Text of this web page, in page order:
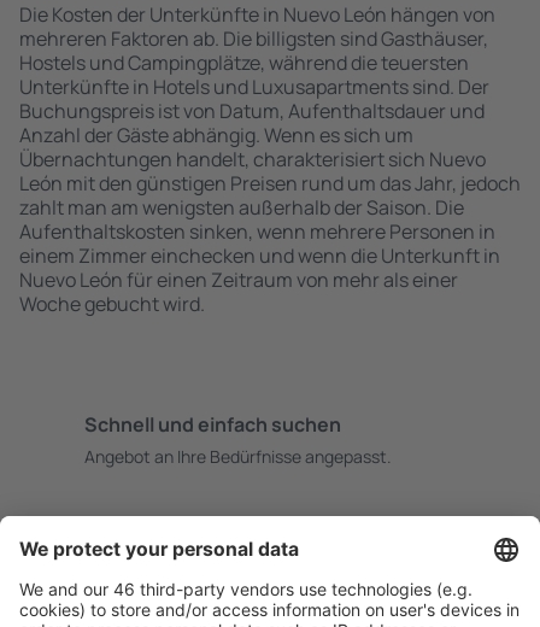
Die Kosten der Unterkünfte in Nuevo León hängen von
mehreren Faktoren ab. Die billigsten sind Gasthäuser,
Hostels und Campingplätze, während die teuersten
Unterkünfte in Hotels und Luxusapartments sind. Der
Buchungspreis ist von Datum, Aufenthaltsdauer und
Anzahl der Gäste abhängig. Wenn es sich um
Übernachtungen handelt, charakterisiert sich Nuevo
León mit den günstigen Preisen rund um das Jahr, jedoch
zahlt man am wenigsten außerhalb der Saison. Die
Aufenthaltskosten sinken, wenn mehrere Personen in
einem Zimmer einchecken und wenn die Unterkunft in
Nuevo León für einen Zeitraum von mehr als einer
Woche gebucht wird.
Schnell und einfach suchen
Angebot an Ihre Bedürfnisse angepasst.
Buchen ohne Sorgen mit einer kostenlosen
Stornierungsoption.